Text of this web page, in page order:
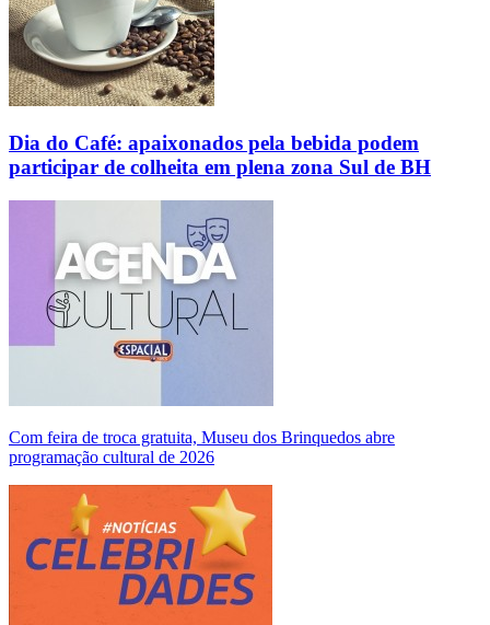
Dia do Café: apaixonados pela bebida podem
participar de colheita em plena zona Sul de BH
Com feira de troca gratuita, Museu dos Brinquedos abre
programação cultural de 2026